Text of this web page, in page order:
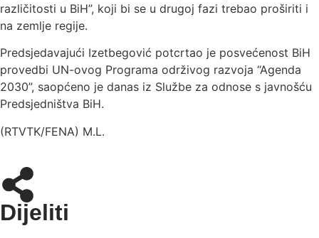
različitosti u BiH”, koji bi se u drugoj fazi trebao proširiti i
na zemlјe regije.
Predsjedavajući Izetbegović potcrtao je posvećenost BiH
provedbi UN-ovog Programa održivog razvoja “Agenda
2030”, saopćeno je danas iz Službe za odnose s javnošću
Predsjedništva BiH.
(RTVTK/FENA) M.L.
Dijeliti